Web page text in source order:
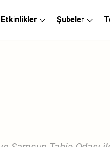
Etkinlikler Şubeler